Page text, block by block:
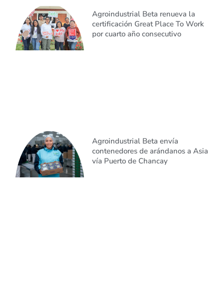
Agroindustrial Beta renueva la
certificación Great Place To Work
por cuarto año consecutivo
Agroindustrial Beta envía
contenedores de arándanos a Asia
vía Puerto de Chancay